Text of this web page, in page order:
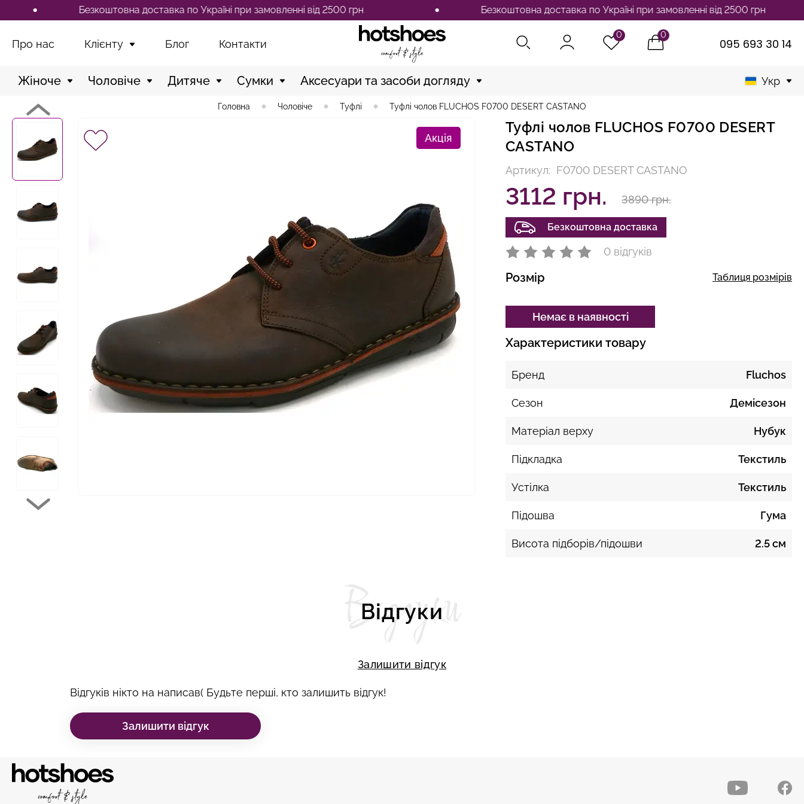
Безкоштовна доставка по Україні при замовленні від 2500 грн Безкоштовна доставка по Україні при замовленні від 2500 грн
Про нас Клієнту Блог Контакти
0 0
095 693 30 14
Жіноче Чоловіче Дитяче Сумки Аксесуари та засоби догляду Укр
Головна Чоловіче Туфлі Туфлі чолов FLUCHOS F0700 DESERT CASTANO
Акція
Туфлі чолов FLUCHOS F0700 DESERT
CASTANO
Артикул: F0700 DESERT CASTANO
3112 грн. 3890 грн.
Безкоштовна доставка
0 відгуків
Розмір Таблиця розмірів
Немає в наявності
Характеристики товару
Бренд Fluchos
Сезон Демісезон
Матеріал верху Нубук
Підкладка Текстиль
Устілка Текстиль
Підошва Гума
Висота підборів/підошви 2.5 см
Відгуки
Відгуки
Залишити відгук
Відгуків нікто на написав( Будьте перші, кто залишить відгук!
Залишити відгук